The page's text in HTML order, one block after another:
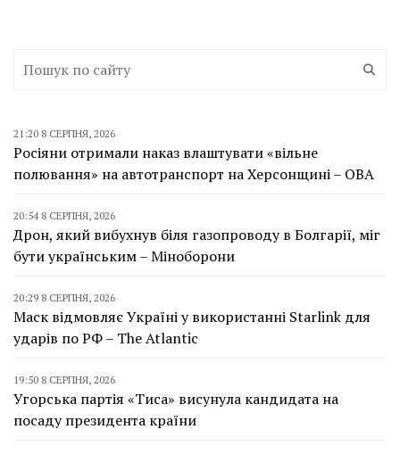
21:20 8 СЕРПНЯ, 2026
Росіяни отримали наказ влаштувати «вільне
полювання» на автотранспорт на Херсонщині – ОВА
20:54 8 СЕРПНЯ, 2026
Дрон, який вибухнув біля газопроводу в Болгарії, міг
бути українським – Міноборони
20:29 8 СЕРПНЯ, 2026
Маск відмовляє Україні у використанні Starlink для
ударів по РФ – The Atlantic
19:50 8 СЕРПНЯ, 2026
Угорська партія «Тиса» висунула кандидата на
посаду президента країни